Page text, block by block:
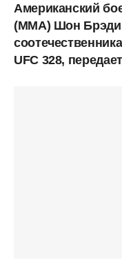
Американский
(ММА) Шон Брэди
UFC 328,